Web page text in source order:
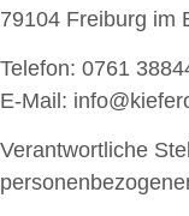
79104 Freiburg im
Telefon: 0761
E-Mail:
Verantwortliche